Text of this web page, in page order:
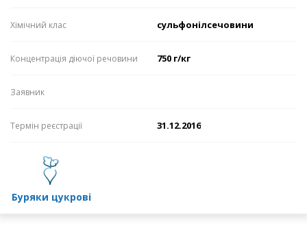
Хімічний клас сульфонілсечовини
Концентрація діючої речовини 750 г/кг
Заявник
Термін реєстрації 31.12.2016
буряки цукрові